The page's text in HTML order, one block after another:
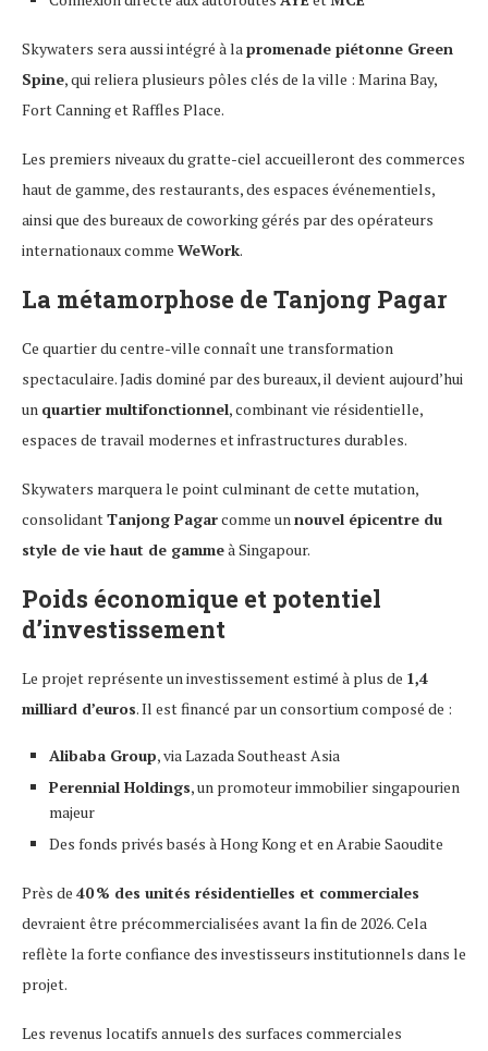
Skywaters sera aussi intégré à lapromenade piétonne Green
Spine, qui reliera plusieurs pôles clés de la ville : Marina Bay,
Fort Canning et Raffles Place.
Les premiers niveaux du gratte-ciel accueilleront des commerces
haut de gamme, des restaurants, des espaces événementiels,
ainsi que des bureaux de coworking gérés par des opérateurs
internationaux comme WeWork.
La métamorphose de Tanjong Pagar
Ce quartier du centre-ville connaît une transformation
spectaculaire. Jadis dominé par des bureaux, il devient aujourd’hui
un quartier multifonctionnel, combinant vie résidentielle,
espaces de travail modernes et infrastructures durables.
Skywaters marquera le point culminant de cette mutation,
consolidantTanjong Pagarcomme unnouvel épicentre du
style de vie haut de gammeà Singapour.
Poids économique et potentiel
d’investissement
Le projet représente un investissement estimé à plus de 1,4
milliard d’euros. Il est financé par un consortium composé de :
Alibaba Group, via Lazada Southeast Asia
Perennial Holdings, un promoteur immobilier singapourien
majeur
Des fonds privés basés à Hong Kong et en Arabie Saoudite
Près de 40 % des unités résidentielles et commerciales
devraient être précommercialisées avant la fin de 2026. Cela
reflète la forte confiance des investisseurs institutionnels dans le
projet.
Les revenus locatifs annuels des surfaces commerciales